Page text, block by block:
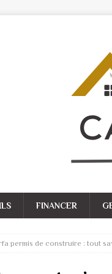
FINANCER
permis de construire : tout